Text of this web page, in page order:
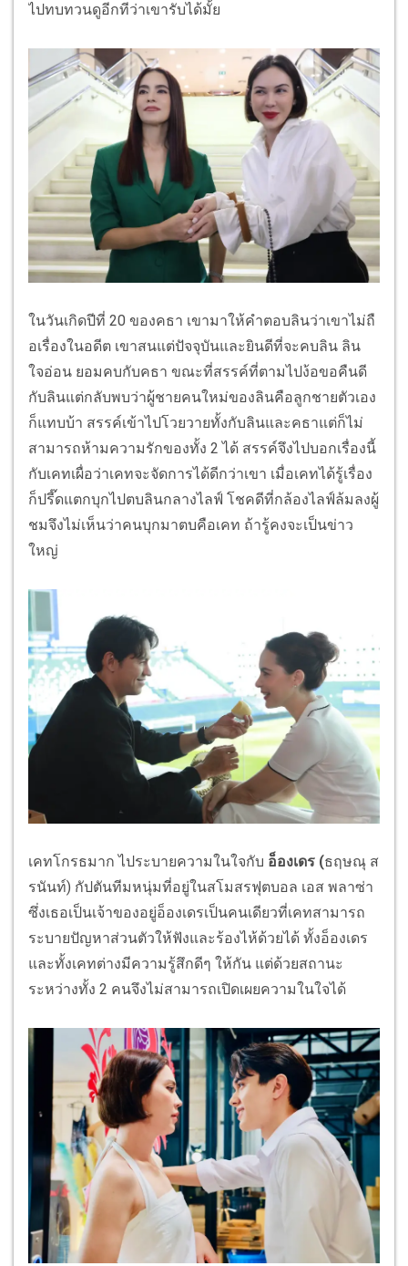
ไปทบทวนดูอีกทีว่าเขารับได้มั้ย
ในวันเกิดปีที่ 20 ของคธา เขามาให้คำตอบลินว่าเขาไม่ถื
อเรื่องในอดีต เขาสนแต่ปัจจุบันและยินดีที่จะคบลิน ลิน
ใจอ่อน ยอมคบกับคธา ขณะที่สรรค์ที่ตามไปง้อขอคืนดี
กับลินแต่กลับพบว่าผู้ชายคนใหม่ของลินคือลูกชายตัวเอง
ก็แทบบ้า สรรค์เข้าไปโวยวายทั้งกับลินและคธาแต่ก็ไม่
สามารถห้ามความรักของทั้ง 2 ได้ สรรค์จึงไปบอกเรื่องนี้
กับเคทเผื่อว่าเคทจะจัดการได้ดีกว่าเขา เมื่อเคทได้รู้เรื่อง
ก็ปรี๊ดแตกบุกไปตบลินกลางไลฟ์ โชคดีที่กล้องไลฟ์ล้มลงผู้
ชมจึงไม่เห็นว่าคนบุกมาตบคือเคท ถ้ารู้คงจะเป็นข่าว
ใหญ่
เคทโกรธมาก ไประบายความในใจกับ อ็องเดร (ธฤษณุ ส
รนันท์) กัปตันทีมหนุ่มที่อยู่ในสโมสรฟุตบอล เอส พลาซ่า
ซึ่งเธอเป็นเจ้าของอยู่อ็องเดรเป็นคนเดียวที่เคทสามารถ
ระบายปัญหาส่วนตัวให้ฟังและร้องไห้ด้วยได้ ทั้งอ็องเดร
และทั้งเคทต่างมีความรู้สึกดีๆ ให้กัน แต่ด้วยสถานะ
ระหว่างทั้ง 2 คนจึงไม่สามารถเปิดเผยความในใจได้